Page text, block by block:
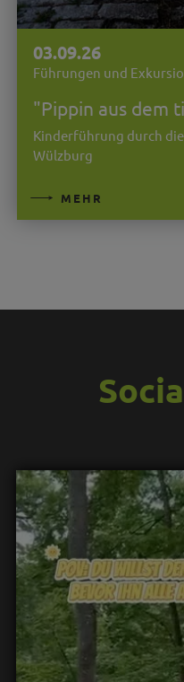
03.09.26
Führungen und
"Pippin aus dem
Kinderführung durch
Wülzburg
MEHR